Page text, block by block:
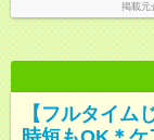
掲載元
【フルタイム